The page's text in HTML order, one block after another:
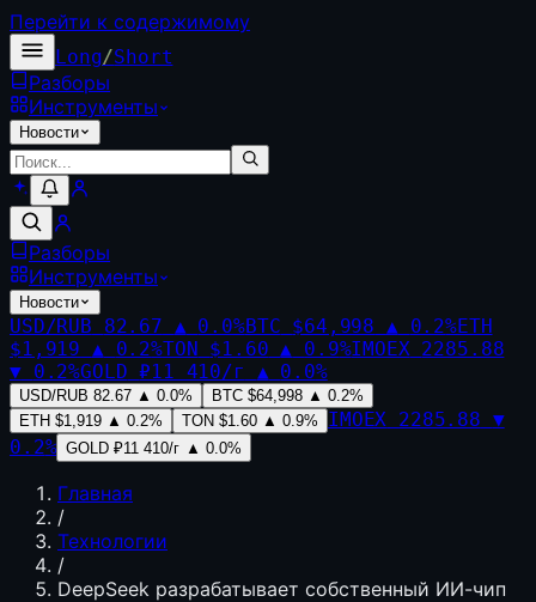
Перейти к содержимому
Long/Short
Разборы
Инструменты
Новости
Разборы
Инструменты
Новости
USD/RUB 82.67 ▲ 0.0%BTC $64,998 ▲ 0.2%ETH
$1,919 ▲ 0.2%TON $1.60 ▲ 0.9%IMOEX 2285.88
▼ 0.2%GOLD ₽11 410/г ▲ 0.0%
USD/RUB 82.67 ▲ 0.0% BTC $64,998 ▲ 0.2%
ETH $1,919 ▲ 0.2% TON $1.60 ▲ 0.9% IMOEX 2285.88 ▼
0.2% GOLD ₽11 410/г ▲ 0.0%
Главная
/
Технологии
/
DeepSeek разрабатывает собственный ИИ-чип